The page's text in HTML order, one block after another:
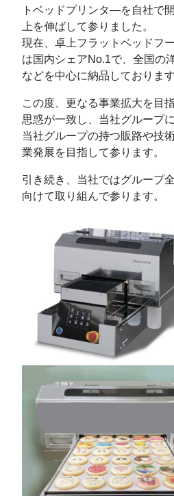
トベッドプリンタ―を自社で
上を伸ばして参りました。
現在、卓上フラットベッドフ
は国内シェアNo.1で、全国の
などを中心に納品しております
この度、更なる事業拡大を目
思惑が一致し、当社グループ
当社グループの持つ販路や技
業発展を目指して参ります。
引き続き、当社ではグループ
向けて取り組んで参ります。